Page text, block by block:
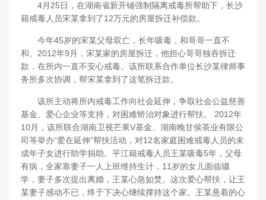
4月25日，在湖南省新开铺强制隔离戒毒所帮助下，长沙
籍戒毒人员宋某拿到了12万元的房屋拆迁补偿款。
今年45岁的宋某父母双亡，长年吸毒，和哥哥一直不
和。2012年9月，宋某家的房屋拆迁，他担心哥哥独吞拆迁
款，在所内一直不安心戒毒。该所联系合作单位长沙某律师事
务所多次协调，帮宋某拿到了这笔拆迁款。
该所主动将所内戒毒工作向社会延伸，争取社会公益慈善
基金、爱心企业等支持，对困难矫治对象进行帮扶。 2012年
10月，该所联合湖南卫视芒果V基金、湖南晚甘侯茶业有限公
司等举办“爱在延伸”帮扶活动，对12名家庭困难戒毒人员的未
成年子女进行助学捐助。平江籍戒毒人员王某吸毒5年，父母
有病，全家靠妻子一人上班维持生计，11岁的女儿面临辍
学，妻子多次提出离婚，王某心急如焚。这次爱心帮扶，让王
某妻子感动不已，终于下决心继续撑持这个家。王某悬着的心